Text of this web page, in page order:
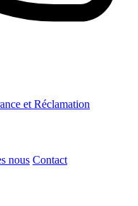
et Réclamation
nous Contact